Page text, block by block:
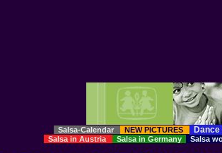
Salsa-Calendar NEW PICTURES
Salsa in Austria Salsa in Germany Salsa